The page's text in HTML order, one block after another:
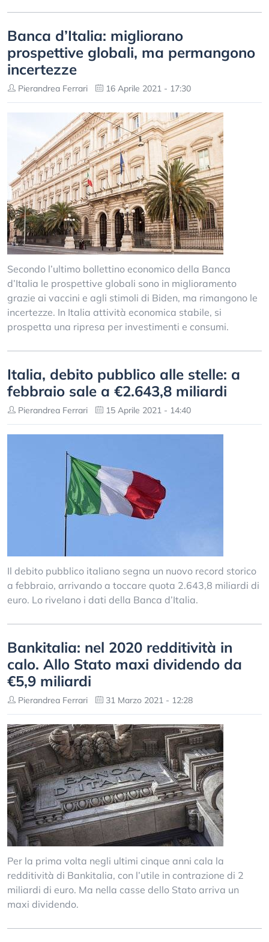
Banca d’Italia: migliorano
prospettive globali, ma permangono
incertezze
Pierandrea Ferrari 16 Aprile 2021 - 17:30
Secondo l’ultimo bollettino economico della Banca
d’Italia le prospettive globali sono in miglioramento
grazie ai vaccini e agli stimoli di Biden, ma rimangono le
incertezze. In Italia attività economica stabile, si
prospetta una ripresa per investimenti e consumi.
Italia, debito pubblico alle stelle: a
febbraio sale a €2.643,8 miliardi
Pierandrea Ferrari 15 Aprile 2021 - 14:40
Il debito pubblico italiano segna un nuovo record storico
a febbraio, arrivando a toccare quota 2.643,8 miliardi di
euro. Lo rivelano i dati della Banca d’Italia.
Bankitalia: nel 2020 redditività in
calo. Allo Stato maxi dividendo da
€5,9 miliardi
Pierandrea Ferrari 31 Marzo 2021 - 12:28
Per la prima volta negli ultimi cinque anni cala la
redditività di Bankitalia, con l’utile in contrazione di 2
miliardi di euro. Ma nella casse dello Stato arriva un
maxi dividendo.